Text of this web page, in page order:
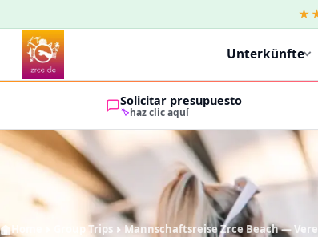
Unterkünfte
Solicitar presupuesto
haz clic aquí
Home Group Trips Mannschaftsreise Zrce Beach —